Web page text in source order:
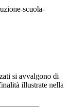
scuola-
si avvalgono di
illustrate nella